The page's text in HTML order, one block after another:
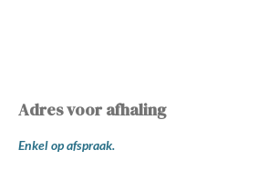
Adres voor afhaling
Enkel op afspraak.